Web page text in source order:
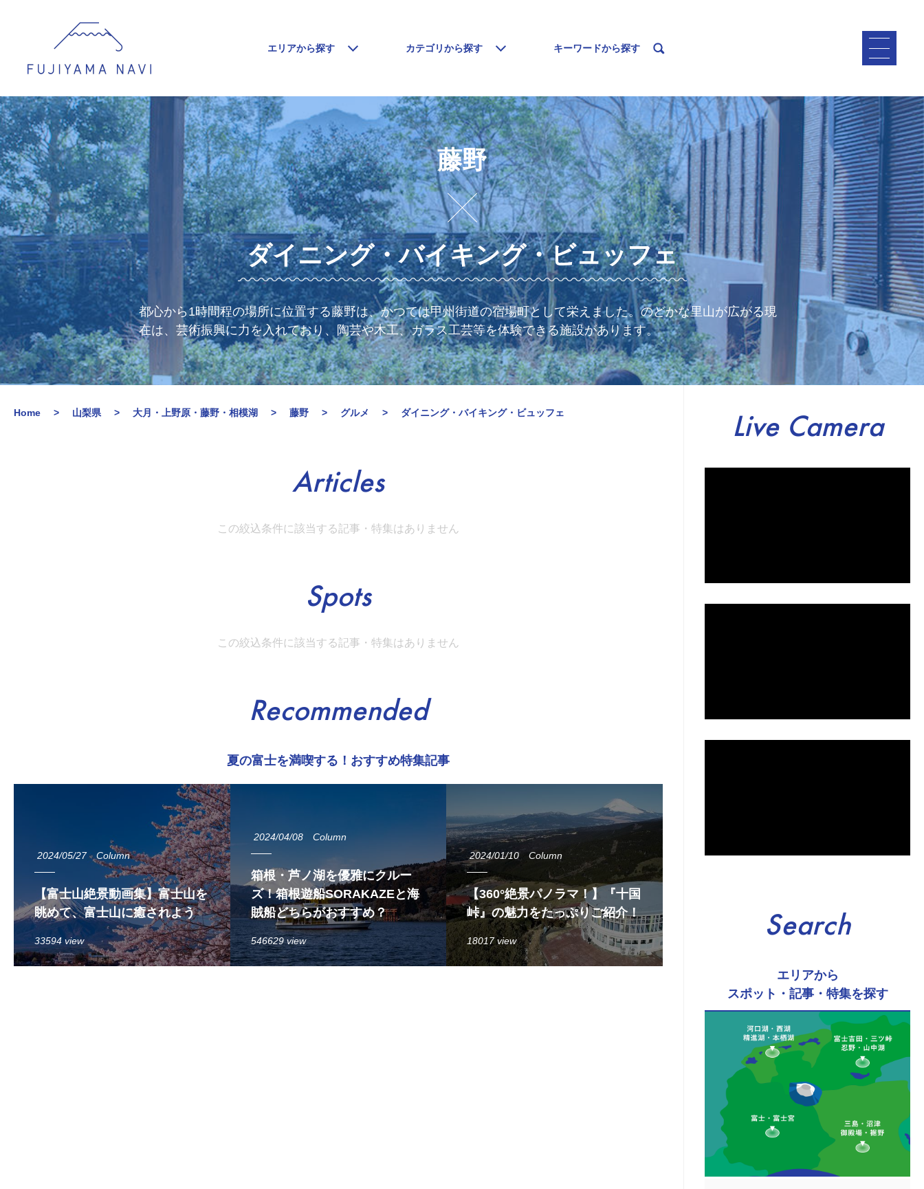
エリアから探す カテゴリから探す キーワードから探す
藤野
ダイニング・バイキング・ビュッフェ
都心から1時間程の場所に位置する藤野は、かつては甲州街道の宿場町として栄えました。のどかな里山が広がる現
在は、芸術振興に力を入れており、陶芸や木工、ガラス工芸等を体験できる施設があります。
Home 山梨県 大月・上野原・藤野・相模湖 藤野 グルメ ダイニング・バイキング・ビュッフェ
Articles
この絞込条件に該当する記事・特集はありません
Spots
この絞込条件に該当する記事・特集はありません
Recommended
夏の富士を満喫する！おすすめ特集記事
2024/05/27 Column
【富士山絶景動画集】富士山を
眺めて、富士山に癒されよう
33594 view
2024/04/08 Column
箱根・芦ノ湖を優雅にクルー
ズ！箱根遊船SORAKAZEと海
賊船どちらがおすすめ？
546629 view
2024/01/10 Column
【360°絶景パノラマ！】『十国
峠』の魅力をたっぷりご紹介！
18017 view
Live Camera
Search
エリアから
スポット・記事・特集を探す